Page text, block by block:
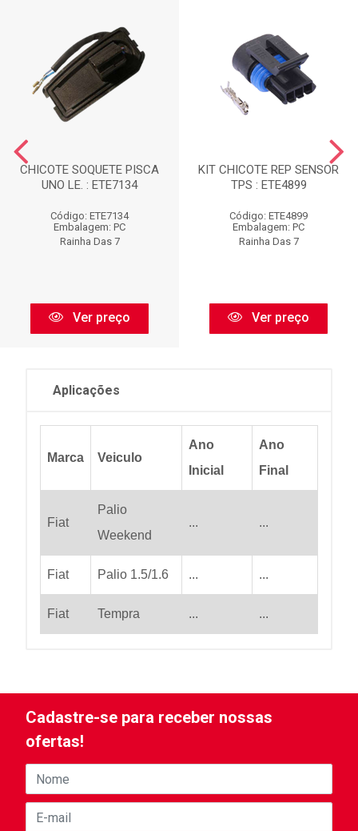
CHICOTE SOQUETE PISCA
UNO LE. : ETE7134
Código: ETE7134
Embalagem: PC
Rainha Das 7
Ver preço
KIT CHICOTE REP SENSOR
TPS : ETE4899
Código: ETE4899
Embalagem: PC
Rainha Das 7
Ver preço
Aplicações
Marca Veiculo
Ano
Inicial
Ano
Final
Fiat
Palio
Weekend
... ...
Fiat Palio 1.5/1.6 ... ...
Fiat Tempra ... ...
Cadastre-se para receber nossas
ofertas!